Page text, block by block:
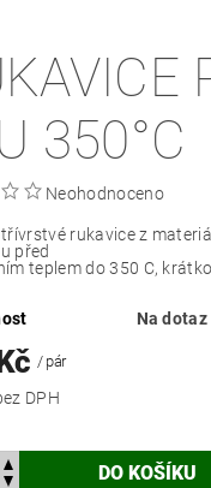
350°C
Neohodnoceno
třívrstvé rukavice z
před
teplem do 350 C,
Na dotaz
/ pár
Kč bez DPH